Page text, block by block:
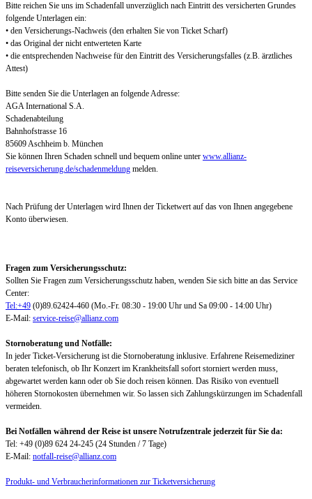
Bitte reichen Sie uns im Schadenfall unverzüglich nach Eintritt des versicherten Grundes
folgende Unterlagen ein:
• den Versicherungs-Nachweis (den erhalten Sie von Ticket Scharf)
• das Original der nicht entwerteten Karte
• die entsprechenden Nachweise für den Eintritt des Versicherungsfalles (z.B. ärztliches
Attest)
Bitte senden Sie die Unterlagen an folgende Adresse:
AGA International S.A.
Schadenabteilung
Bahnhofstrasse 16
85609 Aschheim b. München
Sie können Ihren Schaden schnell und bequem online unter www.allianz-
reiseversicherung.de/schadenmeldung melden.
Nach Prüfung der Unterlagen wird Ihnen der Ticketwert auf das von Ihnen angegebene
Konto überwiesen.
Fragen zum Versicherungsschutz:
Sollten Sie Fragen zum Versicherungsschutz haben, wenden Sie sich bitte an das Service
Center:
Tel:+49 (0)89.62424-460 (Mo.-Fr. 08:30 - 19:00 Uhr und Sa 09:00 - 14:00 Uhr)
E-Mail: service-reise@allianz.com
Stornoberatung und Notfälle:
In jeder Ticket-Versicherung ist die Stornoberatung inklusive. Erfahrene Reisemediziner
beraten telefonisch, ob Ihr Konzert im Krankheitsfall sofort storniert werden muss,
abgewartet werden kann oder ob Sie doch reisen können. Das Risiko von eventuell
höheren Stornokosten übernehmen wir. So lassen sich Zahlungskürzungen im Schadenfall
vermeiden.
Bei Notfällen während der Reise ist unsere Notrufzentrale jederzeit für Sie da:
Tel: +49 (0)89 624 24-245 (24 Stunden / 7 Tage)
E-Mail: notfall-reise@allianz.com
Produkt- und Verbraucherinformationen zur Ticketversicherung